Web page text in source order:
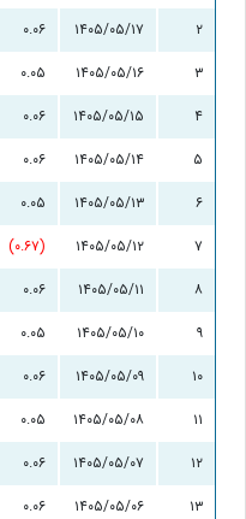
۲
۱۴۰۵/۰۵/۱۷ ۰.۰۶
۳
۱۴۰۵/۰۵/۱۶ ۰.۰۵
۴
۱۴۰۵/۰۵/۱۵ ۰.۰۶
۵
۱۴۰۵/۰۵/۱۴ ۰.۰۶
۶
۱۴۰۵/۰۵/۱۳ ۰.۰۵
۷
۱۴۰۵/۰۵/۱۲ (۰.۶۷)
۸
۱۴۰۵/۰۵/۱۱ ۰.۰۶
۹
۱۴۰۵/۰۵/۱۰ ۰.۰۵
۱۰
۱۴۰۵/۰۵/۰۹ ۰.۰۶
۱۱
۱۴۰۵/۰۵/۰۸ ۰.۰۵
۱۲
۱۴۰۵/۰۵/۰۷ ۰.۰۶
۱۳
۱۴۰۵/۰۵/۰۶ ۰.۰۶